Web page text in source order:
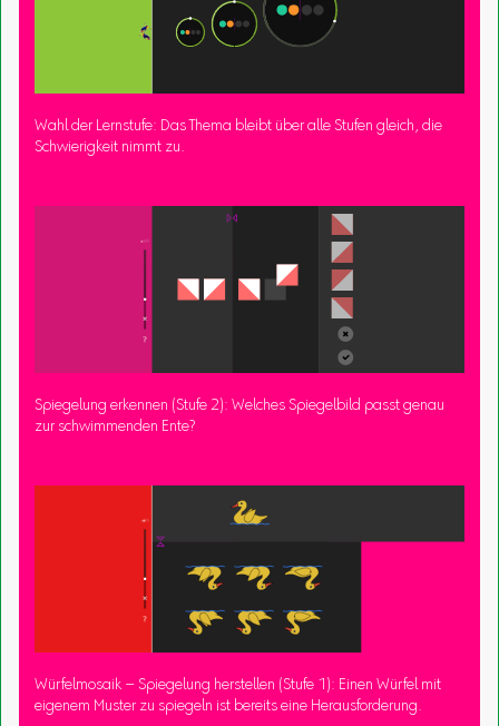
Wahl der Lernstufe: Das Thema bleibt über alle Stufen gleich, die
Schwierigkeit nimmt zu.
Spiegelung erkennen (Stufe 2): Welches Spiegelbild passt genau
zur schwimmenden Ente?
Würfelmosaik – Spiegelung herstellen (Stufe 1): Einen Würfel mit
eigenem Muster zu spiegeln ist bereits eine Herausforderung.